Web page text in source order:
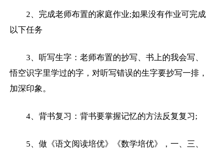
2、完成老师布置的家庭作业;如果没有作业可完成
以下任务
3、听写生字：老师布置的抄写、书上的我会写、
悟空识字里学过的字，对听写错误的生字要抄写一排，
加深印象。
4、背书复习：背书要掌握记忆的方法反复复习;
5、做《语文阅读培优》《数学培优》，一、三、